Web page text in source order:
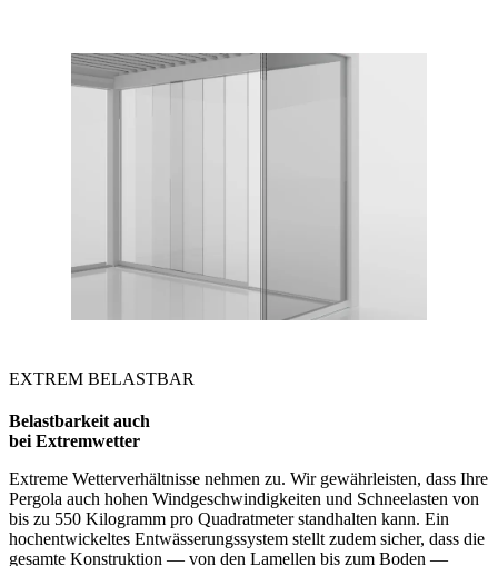
EXTREM BELASTBAR
Belastbarkeit auch
bei Extremwetter
Extreme Wetterverhältnisse nehmen zu. Wir gewährleisten, dass Ihre
Pergola auch hohen Windgeschwindigkeiten und Schneelasten von
bis zu 550 Kilogramm pro Quadratmeter standhalten kann. Ein
hochentwickeltes Entwässerungssystem stellt zudem sicher, dass die
gesamte Konstruktion — von den Lamellen bis zum Boden —